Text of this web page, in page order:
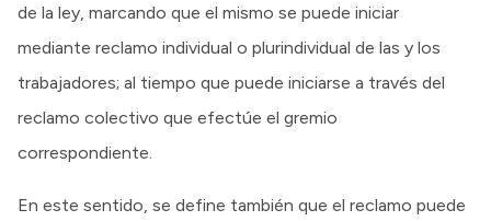
de la ley, marcando que el mismo se puede iniciar
mediante reclamo individual o plurindividual de las y los
trabajadores; al tiempo que puede iniciarse a través del
reclamo colectivo que efectúe el gremio
correspondiente.
En este sentido, se define también que el reclamo puede